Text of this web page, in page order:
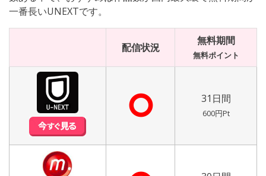
一番長いUNEXTです。
配信状況
無料期間
無料ポイント
⭘ 31日間
600円Pt